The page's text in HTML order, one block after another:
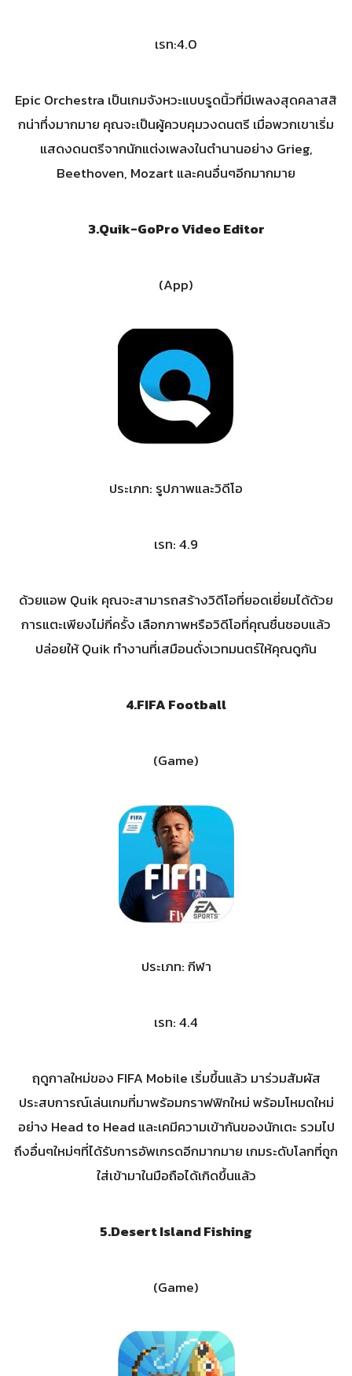
เรท:4.0
Epic Orchestra เป็นเกมจังหวะแบบรูดนิ้วที่มีเพลงสุดคลาสสิ
กน่าทึ่งมากมาย คุณจะเป็นผู้ควบคุมวงดนตรี เมื่อพวกเขาเริ่ม
แสดงดนตรีจากนักแต่งเพลงในตำนานอย่าง Grieg,
Beethoven, Mozart และคนอื่นๆอีกมากมาย
3.Quik-GoPro Video Editor
(App)
ประเภท: รูปภาพและวิดีโอ
เรท: 4.9
ด้วยแอพ Quik คุณจะสามารถสร้างวิดีโอที่ยอดเยี่ยมได้ด้วย
การแตะเพียงไม่กี่ครั้ง เลือกภาพหรือวิดีโอที่คุณชื่นชอบแล้ว
ปล่อยให้ Quik ทำงานที่เสมือนดั่งเวทมนตร์ให้คุณดูกัน
4.FIFA Football
(Game)
ประเภท: กีฬา
เรท: 4.4
ฤดูกาลใหม่ของ FIFA Mobile เริ่มขึ้นแล้ว มาร่วมสัมผัส
ประสบการณ์เล่นเกมที่มาพร้อมกราฟฟิกใหม่ พร้อมโหมดใหม่
อย่าง Head to Head และเคมีความเข้ากันของนักเตะ รวมไป
ถึงอื่นๆใหม่ๆที่ได้รับการอัพเกรดอีกมากมาย เกมระดับโลกที่ถูก
ใส่เข้ามาในมือถือได้เกิดขึ้นแล้ว
5.Desert Island Fishing
(Game)